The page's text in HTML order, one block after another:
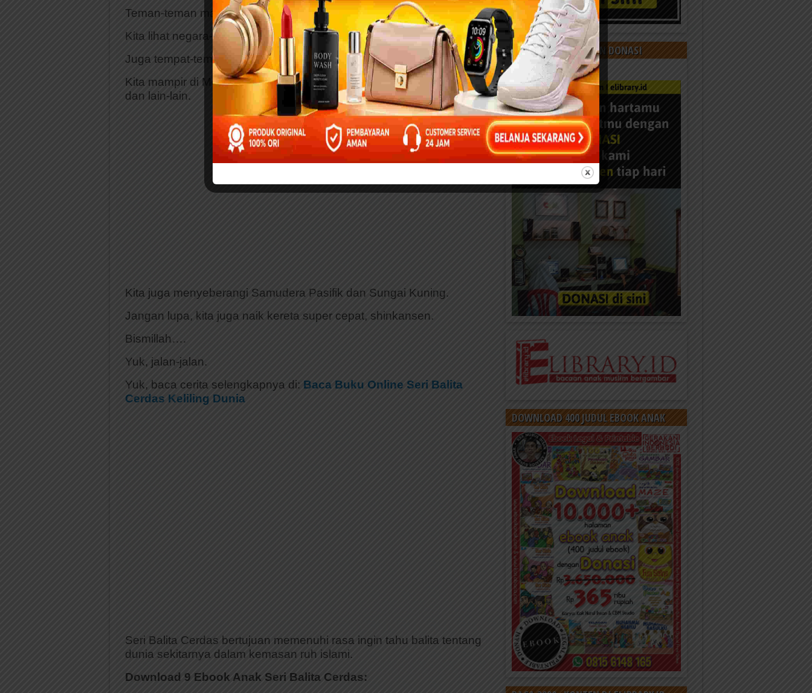
Teman-teman mau kan jalan-jalan keliling dunia?
Kita lihat negara-negara di seluruh benua dan kutub.
Juga tempat-tempat menarik di masing-masing negara.
Kita mampir di Mesir, Amerika, Prancis, Cina, Jepang, Arab Saudi,
dan lain-lain.
Kita juga menyeberangi Samudera Pasifik dan Sungai Kuning.
Jangan lupa, kita juga naik kereta super cepat, shinkansen.
Bismillah….
Yuk, jalan-jalan.
Yuk, baca cerita selengkapnya di: Baca Buku Online Seri Balita
Cerdas Keliling Dunia
Seri Balita Cerdas bertujuan memenuhi rasa ingin tahu balita tentang
dunia sekitarnya dalam kemasan ruh islami.
Download 9 Ebook Anak Seri Balita Cerdas:
BANTU KAMI DENGAN DONASI
DOWNLOAD 400 JUDUL EBOOK ANAK